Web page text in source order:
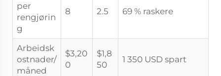
per
rengjørin
g
8 2.5 69 % raskere
Arbeidsk
ostnader/
måned
$3,20
0
$1,8
50
1 350 USD spart